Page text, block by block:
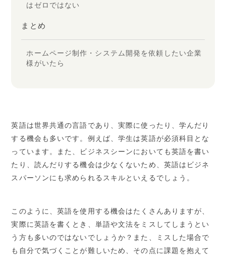
はゼロではない
まとめ
ホームページ制作・システム開発を依頼したい企業
様がいたら
英語は世界共通の言語であり、実際に使ったり、学んだり
する機会も多いです。例えば、学生は英語が必須科目とな
っています。また、ビジネスシーンにおいても英語を書い
たり、読んだりする機会は少なくないため、英語はビジネ
スパーソンにも求められるスキルといえるでしょう。
このように、英語を使用する機会はたくさんありますが、
実際に英語を書くとき、単語や文法をミスしてしまうとい
う方も多いのではないでしょうか？また、ミスした場合で
も自分で気づくことが難しいため、その点に課題を抱えて